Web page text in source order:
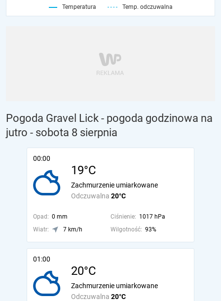
Temperatura Temp. odczuwalna
Pogoda Gravel Lick - pogoda godzinowa na
jutro - sobota 8 sierpnia
00:00
19°C
Odczuwalna 20°C
Zachmurzenie umiarkowane
Opad: 0 mm Ciśnienie: 1017 hPa
Wiatr:
7 km/h Wilgotność: 93%
01:00
20°C
Odczuwalna 20°C
Zachmurzenie umiarkowane